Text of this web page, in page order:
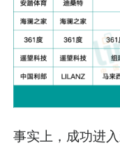
事实上，成功进